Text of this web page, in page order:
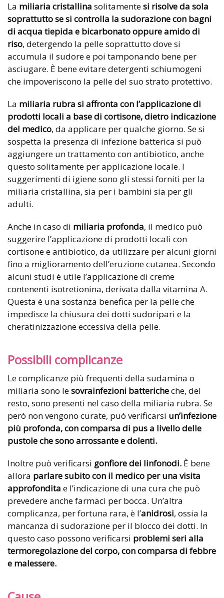
La miliaria cristallina solitamentesi risolve da sola
soprattutto se si controlla la sudorazione con bagni
di acqua tiepida e bicarbonato oppure amido di
riso, detergendo la pelle soprattutto dove si
accumula il sudore e poi tamponando bene per
asciugare. È bene evitare detergenti schiumogeni
che impoveriscono la pelle del suo strato protettivo.
La miliaria rubra si affronta con l’applicazione di
prodotti locali a base di cortisone, dietro indicazione
del medico, da applicare per qualche giorno. Se si
sospetta la presenza di infezione batterica si può
aggiungere un trattamento con antibiotico, anche
questo solitamente per applicazione locale. I
suggerimenti di igiene sono gli stessi forniti per la
miliaria cristallina, sia per i bambini sia per gli
adulti.
Anche in caso di miliaria profonda, il medico può
suggerire l’applicazione di prodotti locali con
cortisone e antibiotico, da utilizzare per alcuni giorni
fino a miglioramento dell’eruzione cutanea. Secondo
alcuni studi è utile l’applicazione di creme
contenenti isotretionina, derivata dalla vitamina A.
Questa è una sostanza benefica per la pelle che
impedisce la chiusura dei dotti sudoripari e la
cheratinizzazione eccessiva della pelle.
Possibili complicanze
Le complicanze più frequenti della sudamina o
miliaria sono lesovrainfezioni battericheche, del
resto, sono presenti nel caso della miliaria rubra. Se
però non vengono curate, può verificarsi un’infezione
più profonda, con comparsa di pus a livello delle
pustole che sono arrossante e dolenti.
Inoltre può verificarsi gonfiore dei linfonodi. È bene
allora parlare subito con il medico per una visita
approfondita e l’indicazione di una cura che può
prevedere anche farmaci per bocca. Un’altra
complicanza, per fortuna rara, è l’anidrosi, ossia la
mancanza di sudorazione per il blocco dei dotti. In
questo caso possono verificarsi problemi seri alla
termoregolazione del corpo, con comparsa di febbre
e malessere.